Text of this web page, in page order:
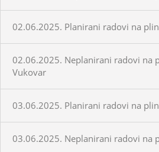
02.06.2025. Planirani radovi na
02.06.2025. Neplanirani radovi na
Vukovar
03.06.2025. Planirani radovi na
03.06.2025. Neplanirani radovi na